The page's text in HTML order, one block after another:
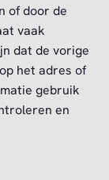
of door de
vaak
dat de vorige
het adres of
gebruik
en